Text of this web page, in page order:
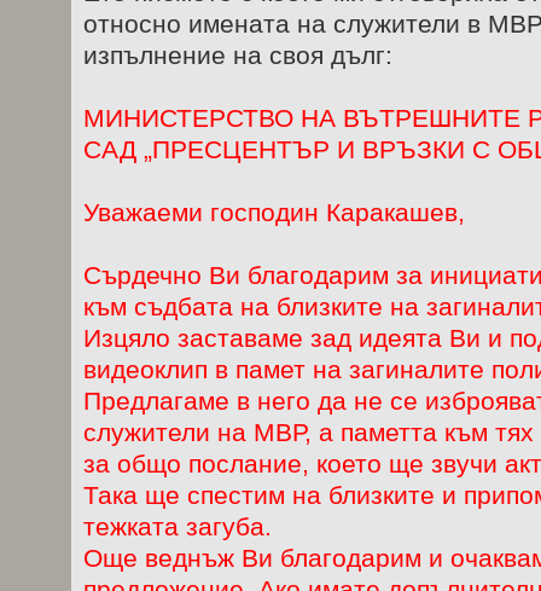
относно имената на служители в
изпълнение на своя дълг:
МИНИСТЕРСТВО НА ВЪТРЕШНИТЕ
САД „ПРЕСЦЕНТЪР И ВРЪЗКИ С
Уважаеми господин Каракашев,
Сърдечно Ви благодарим за
към съдбата на близките на
Изцяло заставаме зад идеята Ви и
видеоклип в памет на загиналите
Предлагаме в него да не се
служители на МВР, а паметта към
за общо послание, което ще звучи
Така ще спестим на близките и
тежката загуба.
Още веднъж Ви благодарим и